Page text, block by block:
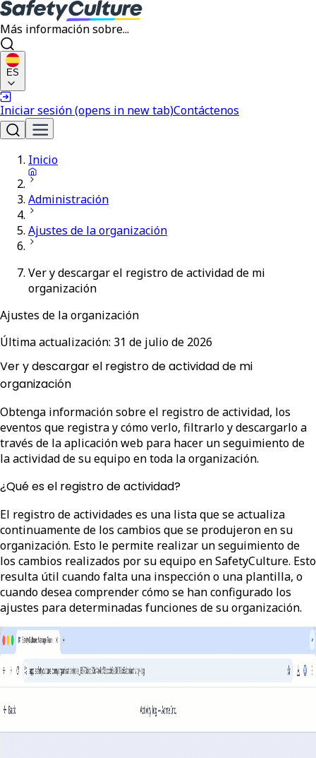
Más información sobre...
ES
Iniciar sesión(opens in new tab)Contáctenos
Inicio
Administración
Ajustes de la organización
Ver y descargar el registro de actividad de mi
organización
Ajustes de la organización
Última actualización: 31 de julio de 2026
Ver y descargar el registro de actividad de mi
organización
Obtenga información sobre el registro de actividad, los
eventos que registra y cómo verlo, filtrarlo y descargarlo a
través de la aplicación web para hacer un seguimiento de
la actividad de su equipo en toda la organización.
¿Qué es el registro de actividad?
El registro de actividades es una lista que se actualiza
continuamente de los cambios que se produjeron en su
organización. Esto le permite realizar un seguimiento de
los cambios realizados por su equipo en SafetyCulture. Esto
resulta útil cuando falta una inspección o una plantilla, o
cuando desea comprender cómo se han configurado los
ajustes para determinadas funciones de su organización.